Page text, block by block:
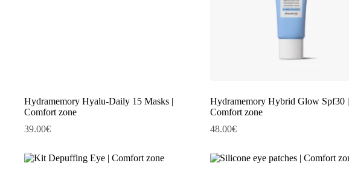
Hydramemory Hyalu-Daily 15 Masks |
Comfort zone
39.00€
Hydramemory Hybrid Glow Spf30 |
Comfort zone
48.00€